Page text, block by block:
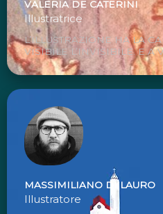
VALERIA DE CATERINI
Illustratrice
L’ILLUSTRAZIONE HA LA
VISIBILE L’INVISIBILE. E A
MASSIMILIANO DI LAURO
Illustratore